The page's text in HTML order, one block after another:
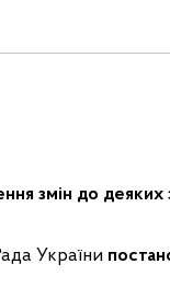
змін до деяких
України